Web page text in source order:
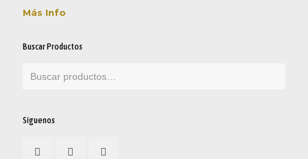
Más Info
Buscar Productos
Síguenos